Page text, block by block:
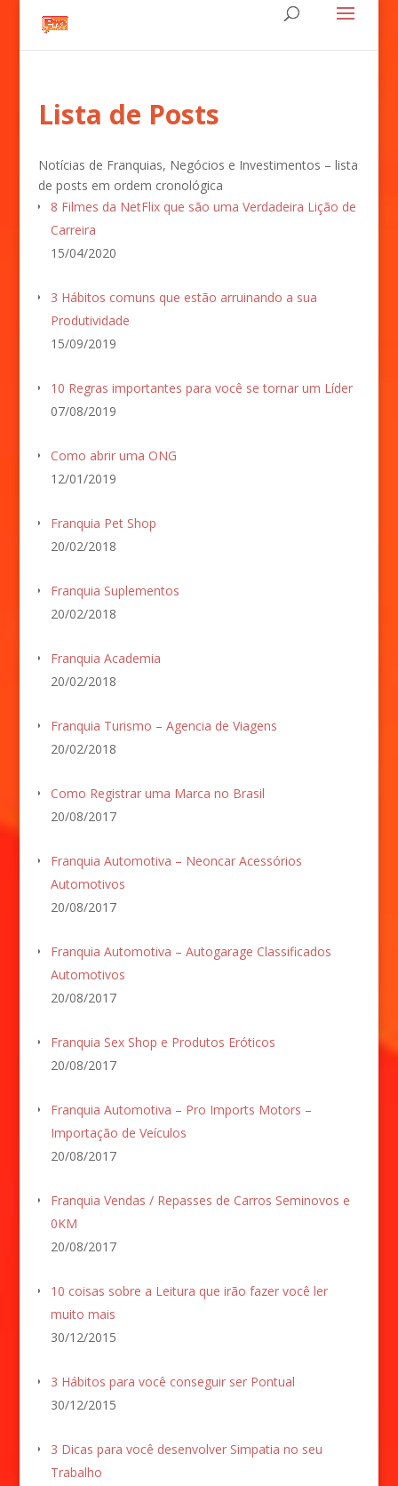
Lista de Posts
Notícias de Franquias, Negócios e Investimentos – lista
de posts em ordem cronológica
8 Filmes da NetFlix que são uma Verdadeira Lição de
Carreira
15/04/2020
3 Hábitos comuns que estão arruinando a sua
Produtividade
15/09/2019
10 Regras importantes para você se tornar um Líder
07/08/2019
Como abrir uma ONG
12/01/2019
Franquia Pet Shop
20/02/2018
Franquia Suplementos
20/02/2018
Franquia Academia
20/02/2018
Franquia Turismo – Agencia de Viagens
20/02/2018
Como Registrar uma Marca no Brasil
20/08/2017
Franquia Automotiva – Neoncar Acessórios
Automotivos
20/08/2017
Franquia Automotiva – Autogarage Classificados
Automotivos
20/08/2017
Franquia Sex Shop e Produtos Eróticos
20/08/2017
Franquia Automotiva – Pro Imports Motors –
Importação de Veículos
20/08/2017
Franquia Vendas / Repasses de Carros Seminovos e
0KM
20/08/2017
10 coisas sobre a Leitura que irão fazer você ler
muito mais
30/12/2015
3 Hábitos para você conseguir ser Pontual
30/12/2015
3 Dicas para você desenvolver Simpatia no seu
Trabalho